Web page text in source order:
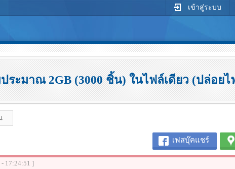
เข้าสู่ระบบ
ประมาณ 2GB (3000 ชิ้น) ในไฟล์เดียว (ปล่อย
เฟสบุ๊คแชร์
- 17:24:51 ]